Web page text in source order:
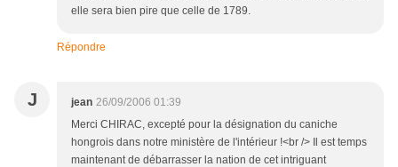
elle sera bien pire que celle de 1789.
Répondre
J jean 26/09/2006 01:39
Merci CHIRAC, excepté pour la désignation du caniche
hongrois dans notre ministère de l'intérieur !<br /> Il est temps
maintenant de débarrasser la nation de cet intriguant